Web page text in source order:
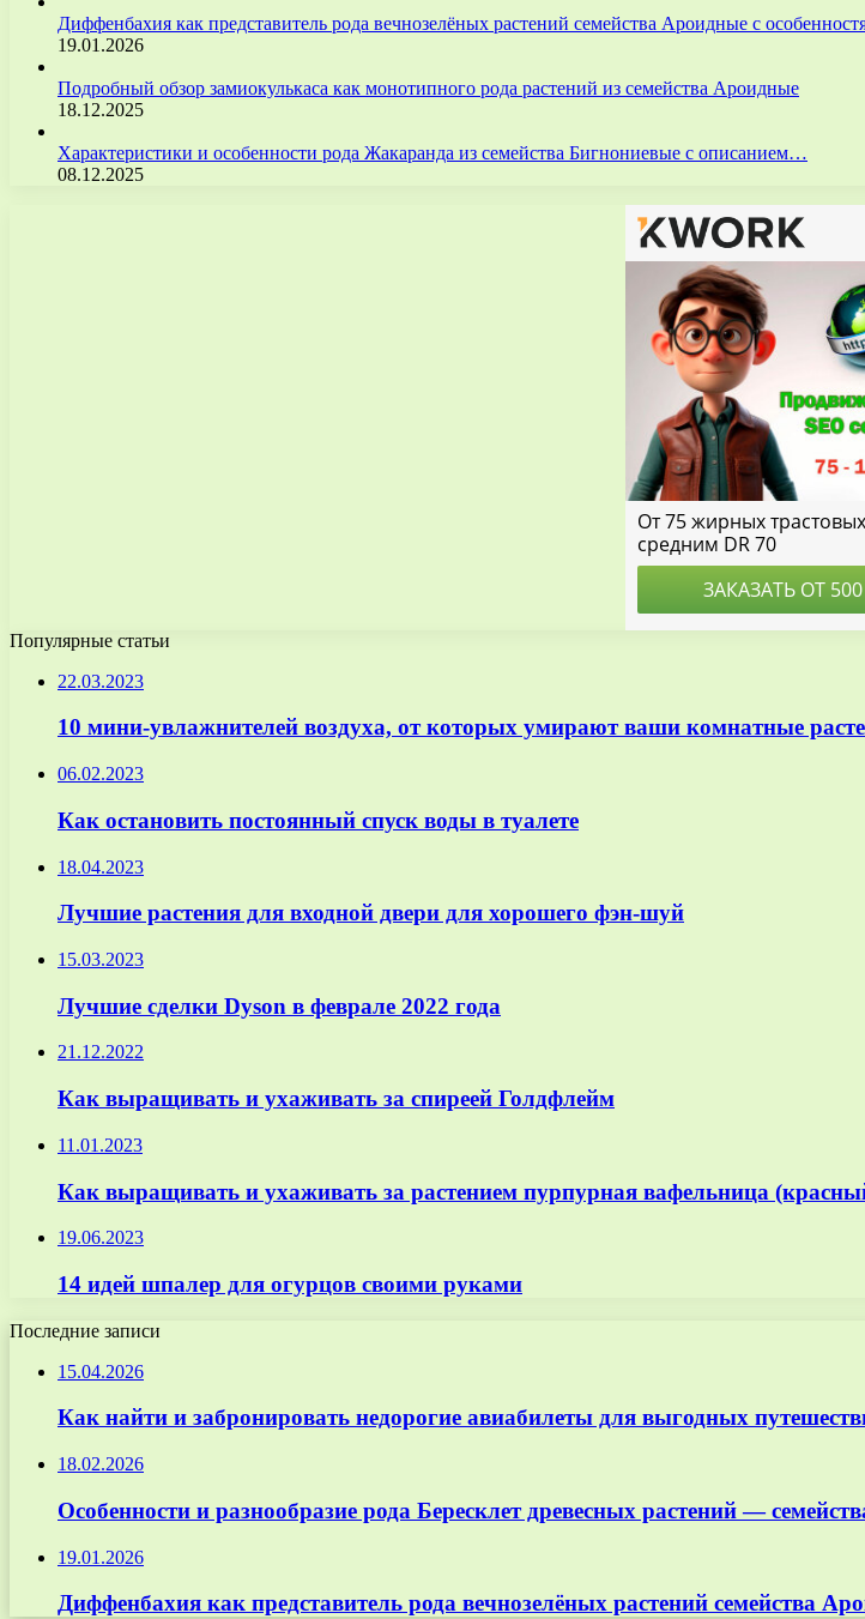
Диффенбахия как представитель рода вечнозелёных растений семейства Ароидные с
19.01.2026
Подробный обзор замиокулькаса как монотипного рода растений из семейства Ароидные
18.12.2025
Характеристики и особенности рода Жакаранда из семейства Бигнониевые с описанием…
08.12.2025
Популярные статьи
22.03.2023
10 мини-увлажнителей воздуха, от которых умирают ваши комнатные
06.02.2023
Как остановить постоянный спуск воды в туалете
18.04.2023
Лучшие растения для входной двери для хорошего фэн-шуй
15.03.2023
Лучшие сделки Dyson в феврале 2022 года
21.12.2022
Как выращивать и ухаживать за спиреей Голдфлейм
11.01.2023
Как выращивать и ухаживать за растением пурпурная вафельница
19.06.2023
14 идей шпалер для огурцов своими руками
Последние записи
15.04.2026
Как найти и забронировать недорогие авиабилеты для выгодных
18.02.2026
Особенности и разнообразие рода Бересклет древесных растений —
19.01.2026
Диффенбахия как представитель рода вечнозелёных растений семейства